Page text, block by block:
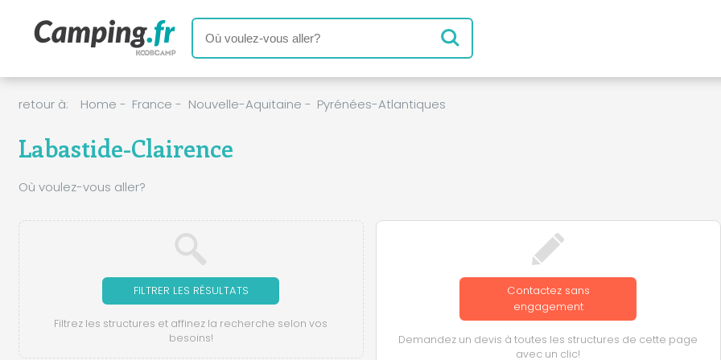
retour à: Home - France - Nouvelle-Aquitaine - Pyrénées-Atlantiques
Labastide-Clairence
Où voulez-vous aller?
FILTRER LES RÉSULTATS
Filtrez les structures et affinez la recherche selon vos
besoins!
Contactez sans
engagement
Demandez un devis à toutes les structures de cette page
avec un clic!